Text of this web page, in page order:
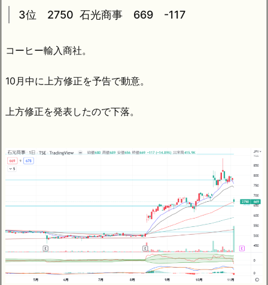
3位 2750 石光商事 669 -117
コーヒー輸入商社。
10月中に上方修正を予告で動意。
上方修正を発表したので下落。